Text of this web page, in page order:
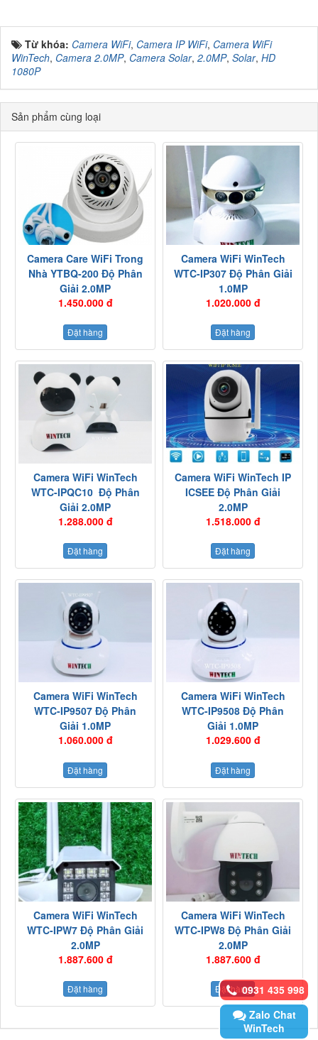
Từ khóa: Camera WiFi, Camera IP WiFi, Camera WiFi
WinTech, Camera 2.0MP, Camera Solar, 2.0MP, Solar, HD
1080P
Sản phẩm cùng loại
Camera Care WiFi Trong
Nhà YTBQ-200 Độ Phân
Giải 2.0MP
1.450.000 đ
Đặt hàng
Camera WiFi WinTech
WTC-IP307 Độ Phân Giải
1.0MP
1.020.000 đ
Đặt hàng
Camera WiFi WinTech
WTC-IPQC10 Độ Phân
Giải 2.0MP
1.288.000 đ
Đặt hàng
Camera WiFi WinTech IP
ICSEE Độ Phân Giải
2.0MP
1.518.000 đ
Đặt hàng
Camera WiFi WinTech
WTC-IP9507 Độ Phân
Giải 1.0MP
1.060.000 đ
Đặt hàng
Camera WiFi WinTech
WTC-IP9508 Độ Phân
Giải 1.0MP
1.029.600 đ
Đặt hàng
Camera WiFi WinTech
WTC-IPW7 Độ Phân Giải
2.0MP
1.887.600 đ
Đặt hàng
Camera WiFi WinTech
WTC-IPW8 Độ Phân Giải
2.0MP
1.887.600 đ
Đặt hàng0931 435 998
Zalo Chat
WinTech